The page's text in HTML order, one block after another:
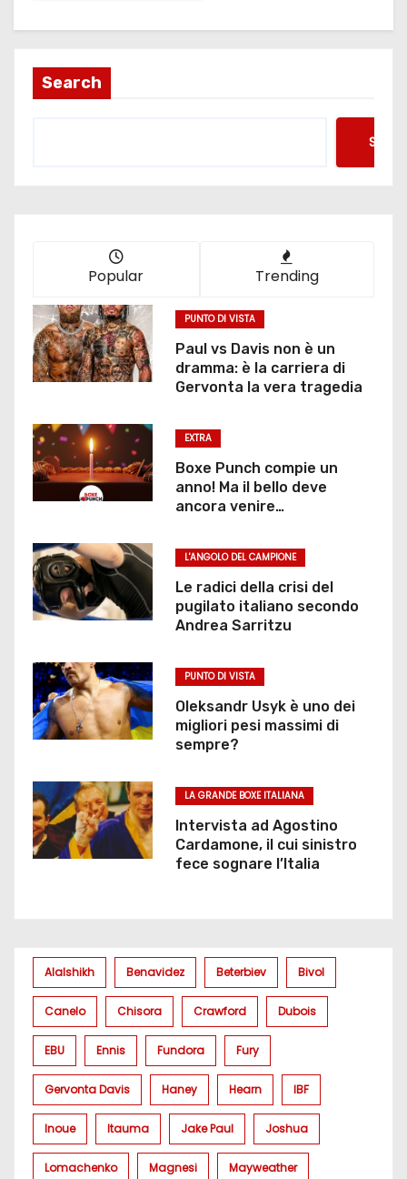
Search
Popular Trending
PUNTO DI VISTA
Paul vs Davis non è un
dramma: è la carriera di
Gervonta la vera tragedia
EXTRA
Boxe Punch compie un
anno! Ma il bello deve
ancora venire…
L'ANGOLO DEL CAMPIONE
Le radici della crisi del
pugilato italiano secondo
Andrea Sarritzu
PUNTO DI VISTA
Oleksandr Usyk è uno dei
migliori pesi massimi di
sempre?
LA GRANDE BOXE ITALIANA
Intervista ad Agostino
Cardamone, il cui sinistro
fece sognare l’Italia
Alalshikh Benavidez Beterbiev Bivol
Canelo Chisora Crawford Dubois
EBU Ennis Fundora Fury
Gervonta Davis Haney Hearn IBF
Inoue Itauma Jake Paul Joshua
Lomachenko Magnesi Mayweather